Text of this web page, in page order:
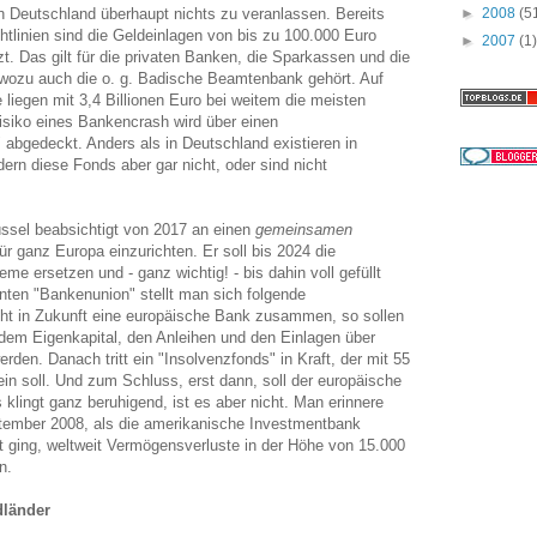
Deutschland überhaupt nichts zu veranlassen. Bereits
sind die Geldeinlagen von bis zu 100.000 Euro
Das gilt für die privaten Banken, die Sparkassen und die
auch die o. g. Badische Beamtenbank gehört. Auf
mit 3,4 Billionen Euro bei weitem die meisten
eines Bankencrash wird über einen
Anders als in Deutschland existieren in
diese Fonds aber gar nicht, oder sind nicht
beabsichtigt von 2017 an einen gemeinsamen
ganz Europa einzurichten. Er soll bis 2024 die
ersetzen und - ganz wichtig! - bis dahin voll gefüllt
"Bankenunion" stellt man sich folgende
in Zukunft eine europäische Bank zusammen, so sollen
Eigenkapital, den Anleihen und den Einlagen über
Danach tritt ein "Insolvenzfonds" in Kraft, der mit 55
soll. Und zum Schluss, erst dann, soll der europäische
klingt ganz beruhigend, ist es aber nicht. Man erinnere
2008, als die amerikanische Investmentbank
ging, weltweit Vermögensverluste in der Höhe von 15.000
► 2008
► 2007 (1)